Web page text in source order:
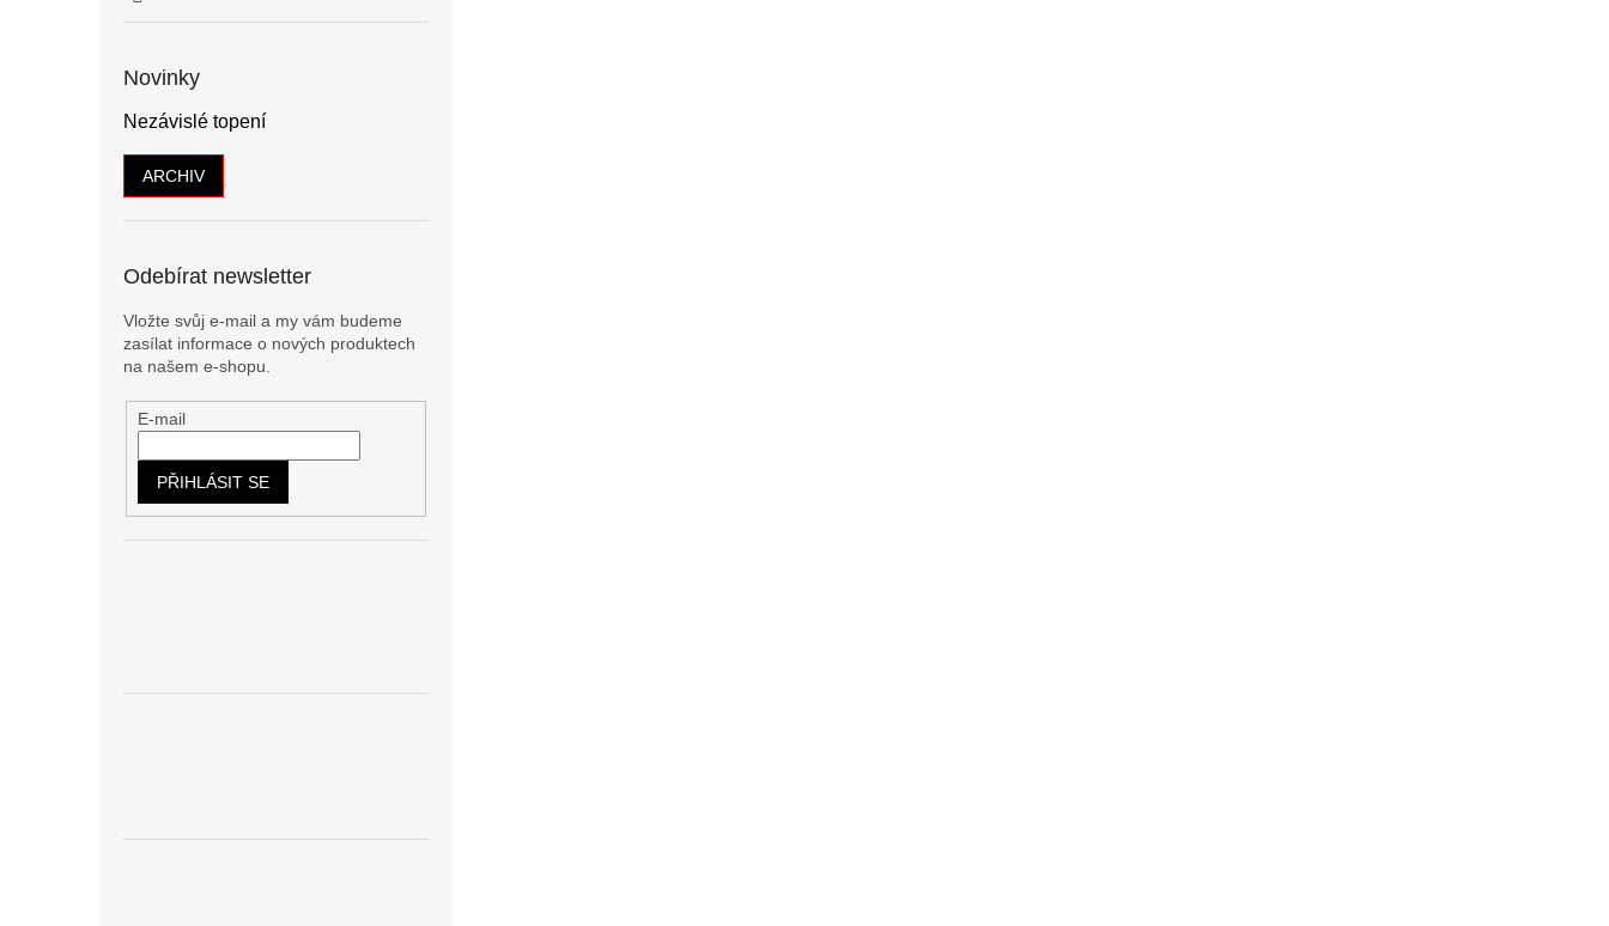
Novinky
Nezávislé topení
ARCHIV
Odebírat newsletter
Vložte svůj e-mail a my vám budeme
zasílat informace o nových produktech
na našem e-shopu.
E-mail
PŘIHLÁSIT SE